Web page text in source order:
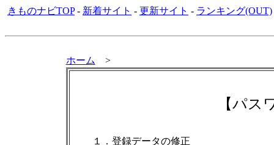
きものナビTOP- 新着サイト - 更新サイト - ランキング(OUT)
ホーム >
【パス
１．登録データの修正